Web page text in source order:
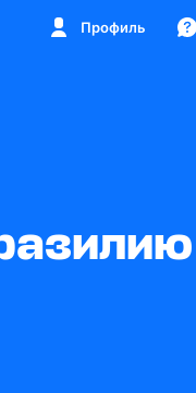
Профиль